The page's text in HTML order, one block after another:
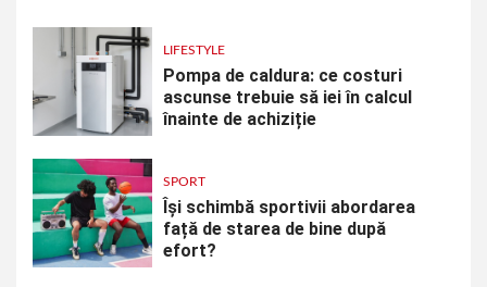
LIFESTYLE
Pompa de caldura: ce costuri
ascunse trebuie să iei în calcul
înainte de achiziție
SPORT
Își schimbă sportivii abordarea
față de starea de bine după
efort?